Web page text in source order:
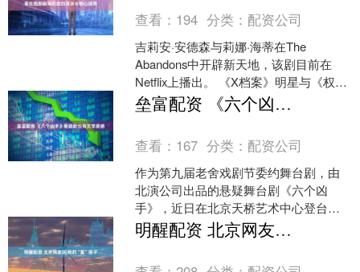
查看： 194 分类： 配资公司
吉莉安·安德森与莉娜·海蒂在The
Abandons中开辟新天地，该剧目前在
Netflix上播出。 《X档案》明星与《权力
的游戏》女主角联手出演这部设定于旧
西部....
垒富配资 《六个凶手》悬疑剧也有文学质感
查看： 167 分类： 配资公司
作为第九届老舍戏剧节委约舞台剧，由
北演公司出品的悬疑舞台剧《六个凶
手》，近日在北京天桥艺术中心登台。
演出改编自华语文学传媒大奖获得者、
社会派推理当代作家李师江同....
明醒配资 北京网友说|我的“氢”搭子